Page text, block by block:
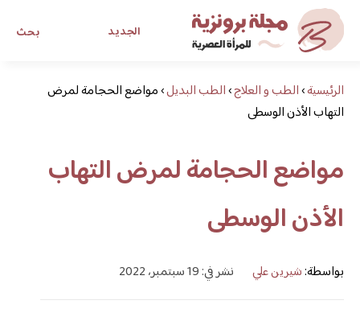
بحث الجديد
مجلة برونزية للفتاة العصريةالرئيسية›الطب و العلاج›الطب البديل›مواضع الحجامة لمرض
التهاب الأذن الوسطى
مواضع الحجامة لمرض التهاب
الأذن الوسطى
بواسطة:شيرين علي نشر في: 19 سبتمبر، 2022